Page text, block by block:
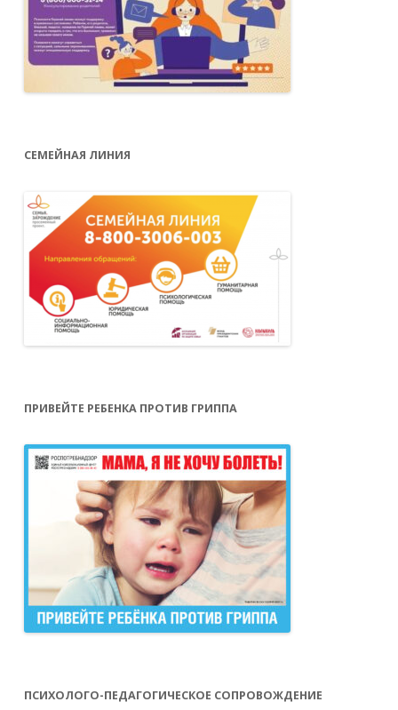
СЕМЕЙНАЯ ЛИНИЯ
ПРИВЕЙТЕ РЕБЕНКА ПРОТИВ ГРИППА
ПСИХОЛОГО-ПЕДАГОГИЧЕСКОЕ СОПРОВОЖДЕНИЕ